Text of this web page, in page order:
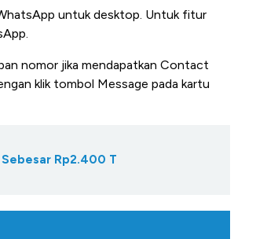
untuk desktop. Untuk fitur
nomor jika mendapatkan Contact
klik tombol Message pada kartu
Rp2.400 T